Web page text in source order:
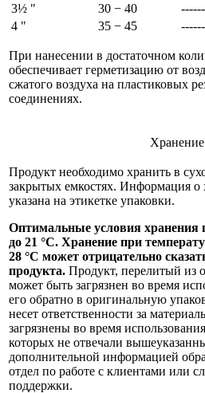
3½ "
30 − 40
4 "
35 − 45
При нанесении в достаточном
обеспечивает герметизацию от
сжатого воздуха на пластиковых
соединениях.
Продукт необходимо хранить в
закрытых емкостях. Информация
указана на этикетке упаковки.
Оптимальные условия хранения
до 21 °C. Хранение при
28 °C может отрицательно
продукта. Продукт, перелитый из
может быть загрязнен во время
его обратно в оригинальную
несет ответственности за
загрязнены во время
которых не отвечали
дополнительной информацией
отдел по работе с клиентами или
поддержки.